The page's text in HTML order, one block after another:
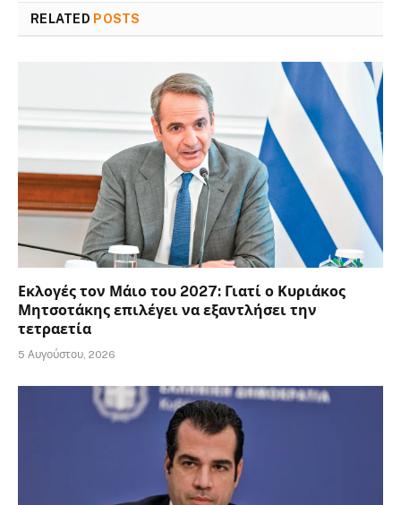
RELATED POSTS
Εκλογές τον Μάιο του 2027: Γιατί ο Κυριάκος
Μητσοτάκης επιλέγει να εξαντλήσει την
τετραετία
5 Αυγούστου, 2026